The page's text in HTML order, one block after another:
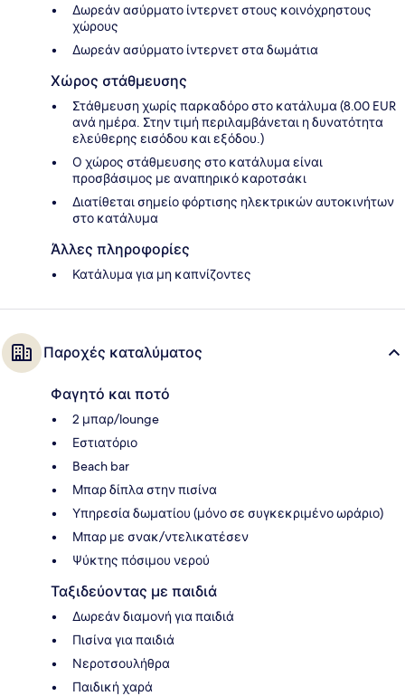
Δωρεάν ασύρματο ίντερνετ στους κοινόχρηστους
χώρους
Δωρεάν ασύρματο ίντερνετ στα δωμάτια
Χώρος στάθμευσης
Στάθμευση χωρίς παρκαδόρο στο κατάλυμα (8.00 EUR
ανά ημέρα. Στην τιμή περιλαμβάνεται η δυνατότητα
ελεύθερης εισόδου και εξόδου.)
Ο χώρος στάθμευσης στο κατάλυμα είναι
προσβάσιμος με αναπηρικό καροτσάκι
Διατίθεται σημείο φόρτισης ηλεκτρικών αυτοκινήτων
στο κατάλυμα
Άλλες πληροφορίες
Κατάλυμα για μη καπνίζοντες
Παροχές καταλύματος
Φαγητό και ποτό
2 μπαρ/lounge
Εστιατόριο
Beach bar
Μπαρ δίπλα στην πισίνα
Υπηρεσία δωματίου (μόνο σε συγκεκριμένο ωράριο)
Μπαρ με σνακ/ντελικατέσεν
Ψύκτης πόσιμου νερού
Ταξιδεύοντας με παιδιά
Δωρεάν διαμονή για παιδιά
Πισίνα για παιδιά
Νεροτσουλήθρα
Παιδική χαρά